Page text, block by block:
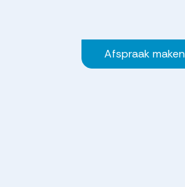
Afspraak maken